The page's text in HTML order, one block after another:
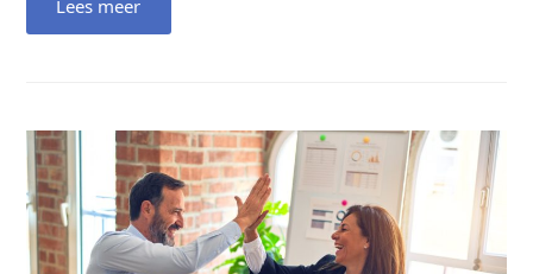
Lees meer